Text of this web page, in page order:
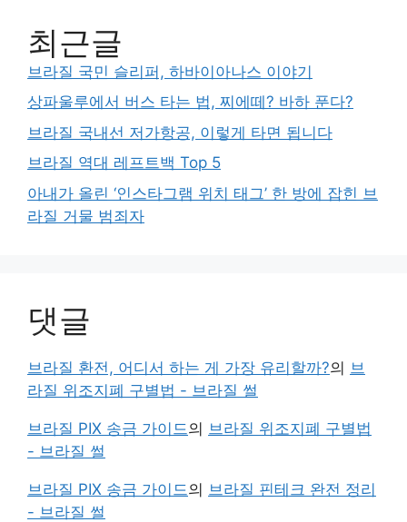
최근글
브라질 국민 슬리퍼, 하바이아나스 이야기
상파울루에서 버스 타는 법, 찌에떼? 바하 푼다?
브라질 국내선 저가항공, 이렇게 타면 됩니다
브라질 역대 레프트백 Top 5
아내가 올린 ‘인스타그램 위치 태그’ 한 방에 잡힌 브
라질 거물 범죄자
댓글
브라질 환전, 어디서 하는 게 가장 유리할까?의 브
라질 위조지폐 구별법 - 브라질 썰
브라질 PIX 송금 가이드의 브라질 위조지폐 구별법
- 브라질 썰
브라질 PIX 송금 가이드의 브라질 핀테크 완전 정리
- 브라질 썰